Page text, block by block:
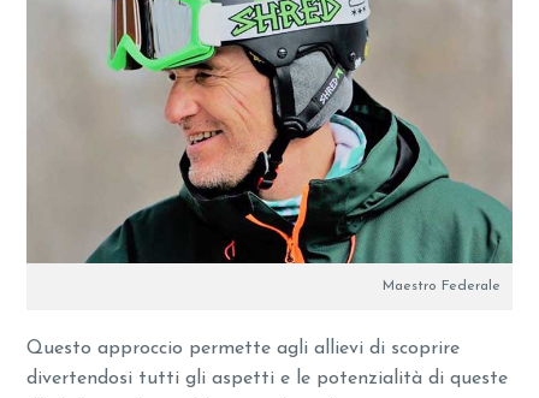
Maestro Federale
Questo approccio permette agli allievi di scoprire
divertendosi tutti gli aspetti e le potenzialità di queste